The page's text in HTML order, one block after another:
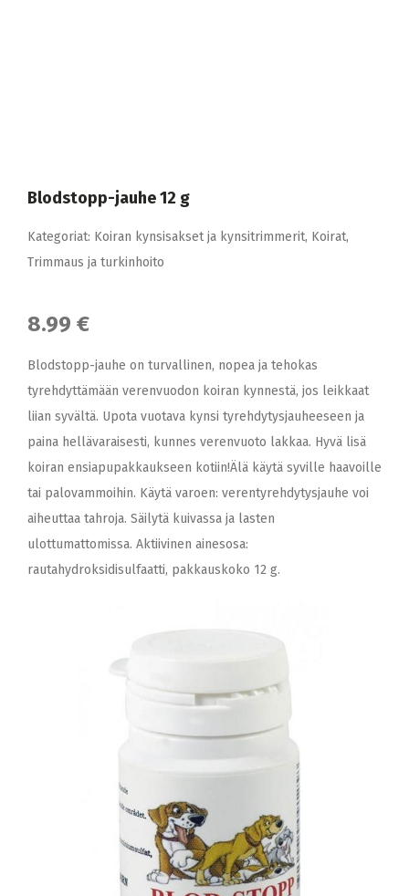
Blodstopp-jauhe 12 g
Kategoriat: Koiran kynsisakset ja kynsitrimmerit, Koirat,
Trimmaus ja turkinhoito
8.99 €
Blodstopp-jauhe on turvallinen, nopea ja tehokas
tyrehdyttämään verenvuodon koiran kynnestä, jos leikkaat
liian syvältä. Upota vuotava kynsi tyrehdytysjauheeseen ja
paina hellävaraisesti, kunnes verenvuoto lakkaa. Hyvä lisä
koiran ensiapupakkaukseen kotiin!Älä käytä syville haavoille
tai palovammoihin. Käytä varoen: verentyrehdytysjauhe voi
aiheuttaa tahroja. Säilytä kuivassa ja lasten
ulottumattomissa. Aktiivinen ainesosa:
rautahydroksidisulfaatti, pakkauskoko 12 g.